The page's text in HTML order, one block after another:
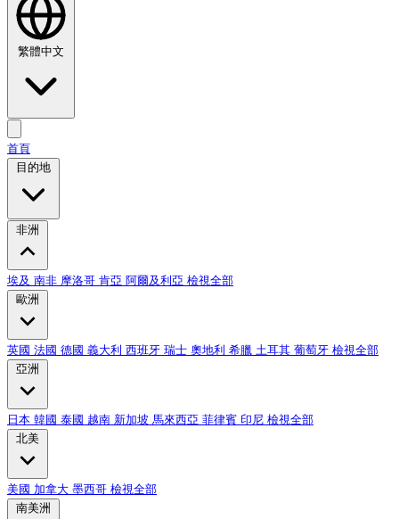
繁體中文
首頁
目的地
非洲
埃及 南非 摩洛哥 肯亞 阿爾及利亞 檢視全部
歐洲
英國 法國 德國 義大利 西班牙 瑞士 奧地利 希臘 土耳其 葡萄牙 檢視全部
亞洲
日本 韓國 泰國 越南 新加坡 馬來西亞 菲律賓 印尼 檢視全部
北美
美國 加拿大 墨西哥 檢視全部
南美洲